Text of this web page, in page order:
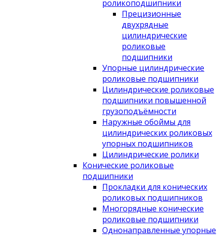
роликоподшипники
Прецизионные
двухрядные
цилиндрические
роликовые
подшипники
Упорные цилиндрические
роликовые подшипники
Цилиндрические роликовые
подшипники повышенной
грузоподъёмности
Наружные обоймы для
цилиндрических роликовых
упорных подшипников
Цилиндрические ролики
Конические роликовые
подшипники
Прокладки для конических
роликовых подшипников
Многорядные конические
роликовые подшипники
Однонаправленные упорные